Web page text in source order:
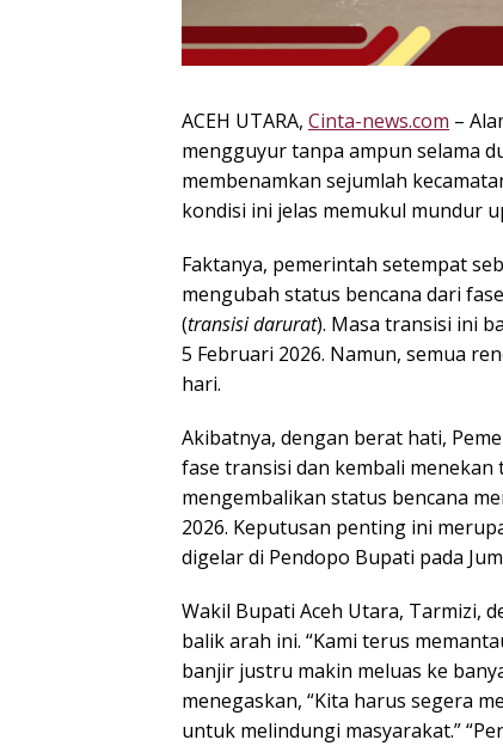
ACEH UTARA, Cinta-news.com –
mengguyur tanpa ampun selama
membenamkan sejumlah
kondisi ini jelas memukul mundur
Faktanya, pemerintah setempat
mengubah status bencana dari
(transisi darurat). Masa transisi ini
5 Februari 2026. Namun, semua
hari.
Akibatnya, dengan berat hati,
fase transisi dan kembali menekan
mengembalikan status bencana
2026. Keputusan penting ini
digelar di Pendopo Bupati pada
Wakil Bupati Aceh Utara, Tarmizi,
balik arah ini. “Kami terus
banjir justru makin meluas ke
menegaskan, “Kita harus segera
untuk melindungi masyarakat.”